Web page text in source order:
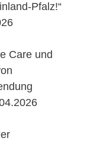
Pfalz!“
Care und